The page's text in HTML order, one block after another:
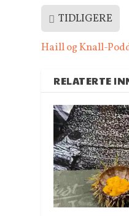
TIDLIGERE
Haill og Knall-
RELATERTE